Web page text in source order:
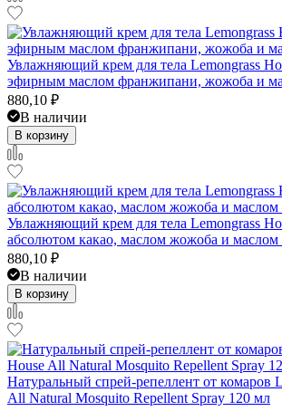
Увлажняющий крем для тела Lemongrass
эфирным маслом франжипани, жожоба и
880,10 ₽
В наличии
В корзину
Увлажняющий крем для тела Lemongrass
абсолютом какао, маслом жожоба и
880,10 ₽
В наличии
В корзину
Натуральный спрей-репеллент от комаров
All Natural Mosquito Repellent Spray 120 мл